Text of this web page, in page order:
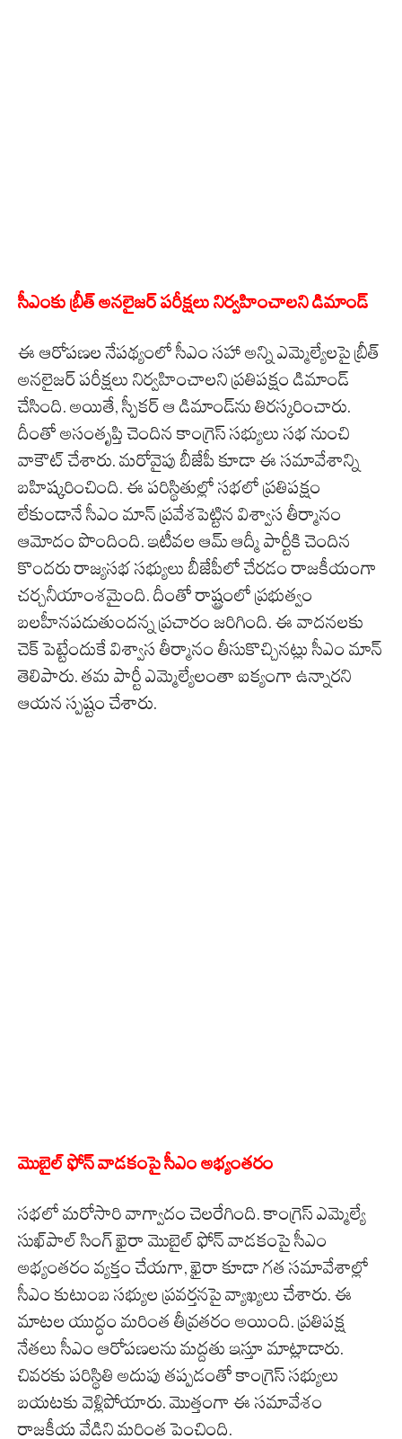
సీఎంకు బ్రీత్‌ అనలైజర్‌ పరీక్షలు నిర్వహించాలని డిమాండ్
ఈ ఆరోపణల నేపథ్యంలో సీఎం సహా అన్ని ఎమ్మెల్యేలపై బ్రీత్‌
అనలైజర్‌ పరీక్షలు నిర్వహించాలని ప్రతిపక్షం డిమాండ్
చేసింది. అయితే, స్పీకర్‌ ఆ డిమాండ్‌ను తిరస్కరించారు.
దీంతో అసంతృప్తి చెందిన కాంగ్రెస్‌ సభ్యులు సభ నుంచి
వాకౌట్‌ చేశారు. మరోవైపు బీజేపీ కూడా ఈ సమావేశాన్ని
బహిష్కరించింది. ఈ పరిస్థితుల్లో సభలో ప్రతిపక్షం
లేకుండానే సీఎం మాన్‌ ప్రవేశపెట్టిన విశ్వాస తీర్మానం
ఆమోదం పొందింది. ఇటీవల ఆమ్‌ ఆద్మీ పార్టీకి చెందిన
కొందరు రాజ్యసభ సభ్యులు బీజేపీలో చేరడం రాజకీయంగా
చర్చనీయాంశమైంది. దీంతో రాష్ట్రంలో ప్రభుత్వం
బలహీనపడుతుందన్న ప్రచారం జరిగింది. ఈ వాదనలకు
చెక్ పెట్టేందుకే విశ్వాస తీర్మానం తీసుకొచ్చినట్లు సీఎం మాన్‌
తెలిపారు. తమ పార్టీ ఎమ్మెల్యేలంతా ఐక్యంగా ఉన్నారని
ఆయన స్పష్టం చేశారు.
మొబైల్‌ ఫోన్‌ వాడకంపై సీఎం అభ్యంతరం
సభలో మరోసారి వాగ్వాదం చెలరేగింది. కాంగ్రెస్‌ ఎమ్మెల్యే
సుఖ్‌పాల్‌ సింగ్‌ ఖైరా మొబైల్‌ ఫోన్‌ వాడకంపై సీఎం
అభ్యంతరం వ్యక్తం చేయగా, ఖైరా కూడా గత సమావేశాల్లో
సీఎం కుటుంబ సభ్యుల ప్రవర్తనపై వ్యాఖ్యలు చేశారు. ఈ
మాటల యుద్ధం మరింత తీవ్రతరం అయింది. ప్రతిపక్ష
నేతలు సీఎం ఆరోపణలను మద్దతు ఇస్తూ మాట్లాడారు.
చివరకు పరిస్థితి అదుపు తప్పడంతో కాంగ్రెస్‌ సభ్యులు
బయటకు వెళ్లిపోయారు. మొత్తంగా ఈ సమావేశం
రాజకీయ వేడిని మరింత పెంచింది.